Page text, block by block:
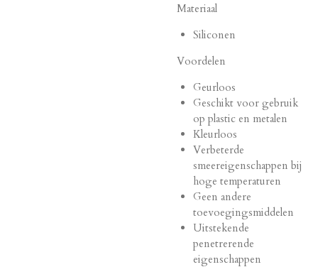
Materiaal
Siliconen
Voordelen
Geurloos
Geschikt voor gebruik
op plastic en metalen
Kleurloos
Verbeterde
smeereigenschappen bij
hoge temperaturen
Geen andere
toevoegingsmiddelen
Uitstekende
penetrerende
eigenschappen